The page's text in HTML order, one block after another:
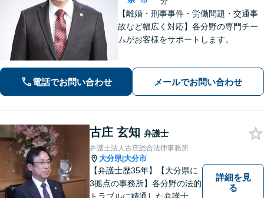
【離婚・刑事事件・労働問題・交通事
故など幅広く対応】各分野の専門チー
ムがお客様をサポートします。
電話でお問い合わせ メールでお問い合わせ
古庄 玄知 弁護士
弁護士法人古庄総合法律事務所
大分県|大分市
【弁護士歴35年】【大分県に
3拠点の事務所】各分野の法的
詳細を見
る